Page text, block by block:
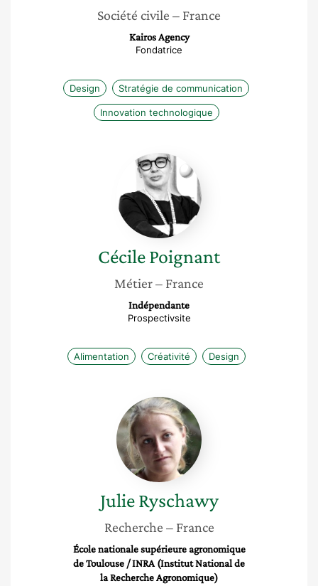
Société civile – France
Kairos Agency
Fondatrice
Design Stratégie de communication
Innovation technologique
Cécile
Poignant
CécilePoignant
Métier– France
Indépendante
Prospectivsite
Alimentation Créativité Design
Julie
Ryschawy
Julie Ryschawy
Recherche – France
École nationale supérieure agronomique
de Toulouse / INRA (Institut National de
la Recherche Agronomique)